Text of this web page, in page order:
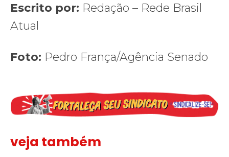
Escrito por: Redação – Rede Brasil
Atual
Foto: Pedro França/Agência Senado
veja também